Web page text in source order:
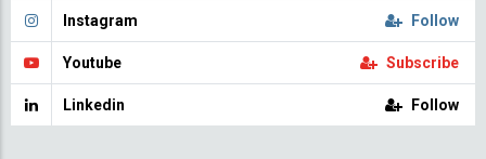
Instagram Follow
Youtube Subscribe
Linkedin Follow